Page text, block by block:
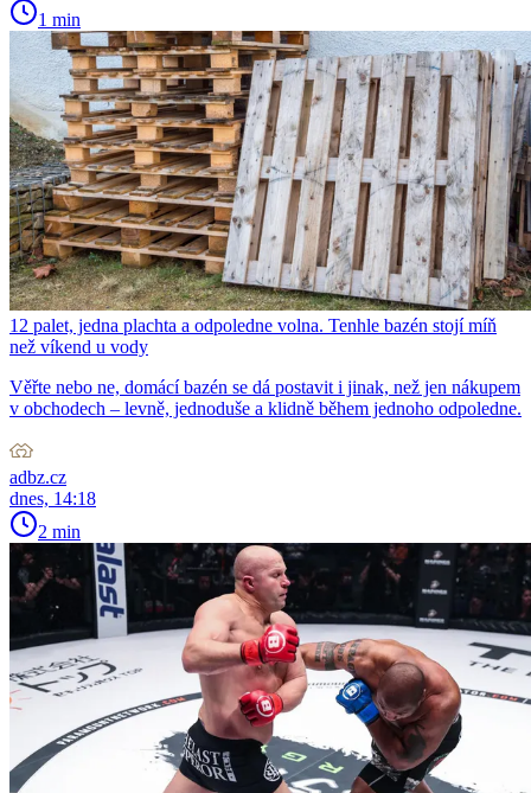
1 min
12 palet, jedna plachta a odpoledne volna. Tenhle bazén stojí míň
než víkend u vody
Věřte nebo ne, domácí bazén se dá postavit i jinak, než jen nákupem
v obchodech – levně, jednoduše a klidně během jednoho odpoledne.
adbz.cz
dnes, 14:18
2 min